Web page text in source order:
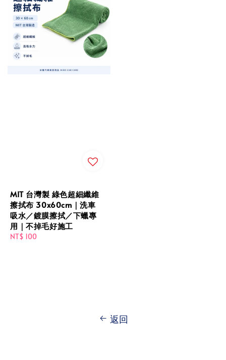
MIT 台灣製 綠色超細纖維
擦拭布 30x60cm｜洗車
吸水／鍍膜擦拭／下蠟專
用｜不掉毛好施工
Regular
NT$ 100
返回